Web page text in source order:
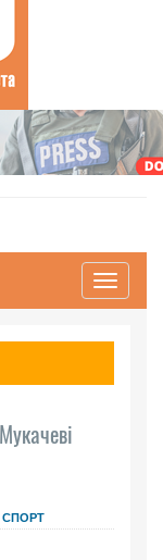
Toggle
СПОРТ